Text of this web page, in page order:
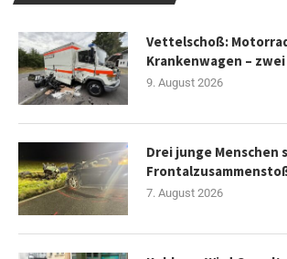
Vettelschoß:
Krankenwagen –
9. August 2026
Drei junge Menschen
7. August 2026